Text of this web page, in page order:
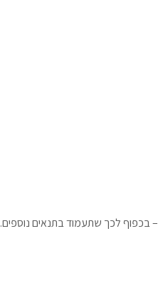
– בכפוף לכך שתעמוד בתנאים נוספים.